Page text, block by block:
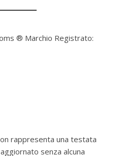
® Marchio Registrato:
rappresenta una testata
senza alcuna